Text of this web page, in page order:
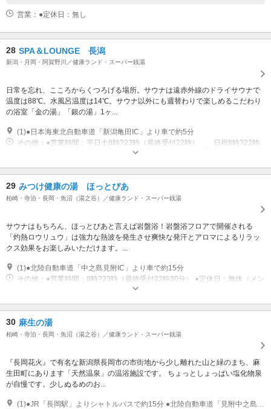
営業：●定休日：無し
28 SPA＆LOUNGE 長潟
新潟・月岡・阿賀野川／健康ランド・スーパー銭湯
日常を忘れ、こころからくつろげる場所。サウナは遠赤外線のドライサウナで
温度は88℃。水風呂温度は14℃。サウナ以外にも週替わりで楽しめるこだわり
の浴室「金の湯」「銀の湯」1ヶ...
(1)●日本海東北自動車道「新潟亀田IC」より車で約5分
その他：●営業時間：平日土8時?23時（最終受付22時） 、日祝8時?22時
（最終受付21時） ●定休日：毎月第3水曜日
29 みつけ健康の湯 ほっとぴあ
柏崎・寺泊・長岡・魚沼（湯之谷）／健康ランド・スーパー銭湯
サウナはもちろん、ほっとぴあと言えば岩盤浴！岩盤浴フロアで開催される
「灼熱ロウリュウ」は強力な熱波を発生させ爽快な発汗とアロマによるリラッ
クス効果をお楽しみいただけます。...
(1)●北陸自動車道「中之島見附IC」より車で約15分
その他：●営業時間：8時?23時（最終受付22時30分） ●定休日：無休（メン
テナンスの為、臨時休館の場合あり）
30 麻生の湯
柏崎・寺泊・長岡・魚沼（湯之谷）／健康ランド・スーパー銭湯
『長岡花火』で有名な新潟県長岡市の市街地から少し離れた山と緑のまち、麻
生田町にあります「天然温泉」の温浴施設です。 ちょっとしょっぱい塩化物泉
が自慢です。少しぬるめのお...
(1)●JR「長岡駅」よりシャトルバスで約15分 ●北陸自動車道「見附中之島IC」より車で約20分